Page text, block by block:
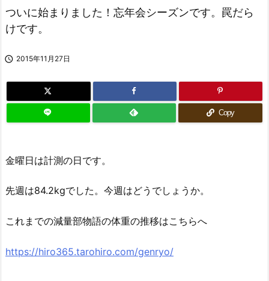
ついに始まりました！忘年会シーズンです。罠だら
けです。
 2015年11月27日
Copy
金曜日は計測の日です。
先週は84.2kgでした。今週はどうでしょうか。
これまでの減量部物語の体重の推移はこちらへ
https://hiro365.tarohiro.com/genryo/